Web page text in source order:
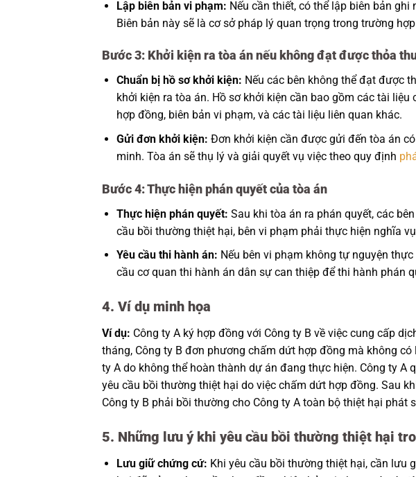
Lập biên bản vi phạm: Nếu cần thiết, có thể lập biên bản
Biên bản này sẽ là cơ sở pháp lý quan trọng trong trường
Bước 3: Khởi kiện ra tòa án nếu không đạt được thỏa
Chuẩn bị hồ sơ khởi kiện: Nếu các bên không thể đạt được
khởi kiện ra tòa án. Hồ sơ khởi kiện cần bao gồm các tài
hợp đồng, biên bản vi phạm, và các tài liệu liên quan khác.
Gửi đơn khởi kiện: Đơn khởi kiện cần được gửi đến tòa án
minh. Tòa án sẽ thụ lý và giải quyết vụ việc theo quy định
Bước 4: Thực hiện phán quyết của tòa án
Thực hiện phán quyết: Sau khi tòa án ra phán quyết, các
cầu bồi thường thiệt hại, bên vi phạm phải thực hiện nghĩa
Yêu cầu thi hành án: Nếu bên vi phạm không tự nguyện
cầu cơ quan thi hành án dân sự can thiệp để thi hành phán
4. Ví dụ minh họa
Ví dụ: Công ty A ký hợp đồng với Công ty B về việc cung cấp
tháng, Công ty B đơn phương chấm dứt hợp đồng mà không
ty A do không thể hoàn thành dự án đang thực hiện. Công ty A
yêu cầu bồi thường thiệt hại do việc chấm dứt hợp đồng. Sau
Công ty B phải bồi thường cho Công ty A toàn bộ thiệt hại
5. Những lưu ý khi yêu cầu bồi thường thiệt hại
Lưu giữ chứng cứ: Khi yêu cầu bồi thường thiệt hại, cần lưu